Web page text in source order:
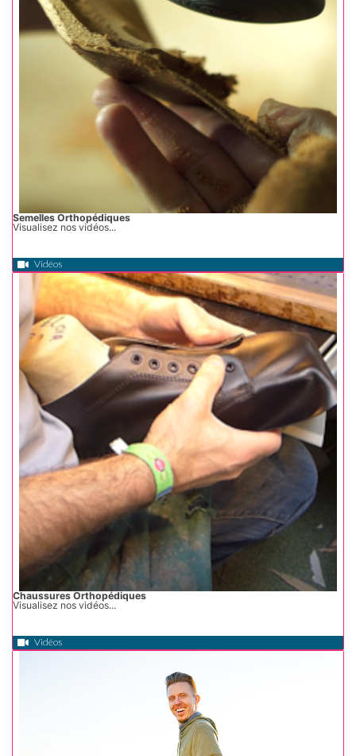
Semelles Orthopédiques
Visualisez nos vidéos...
Vidéos
Chaussures Orthopédiques
Visualisez nos vidéos...
Vidéos